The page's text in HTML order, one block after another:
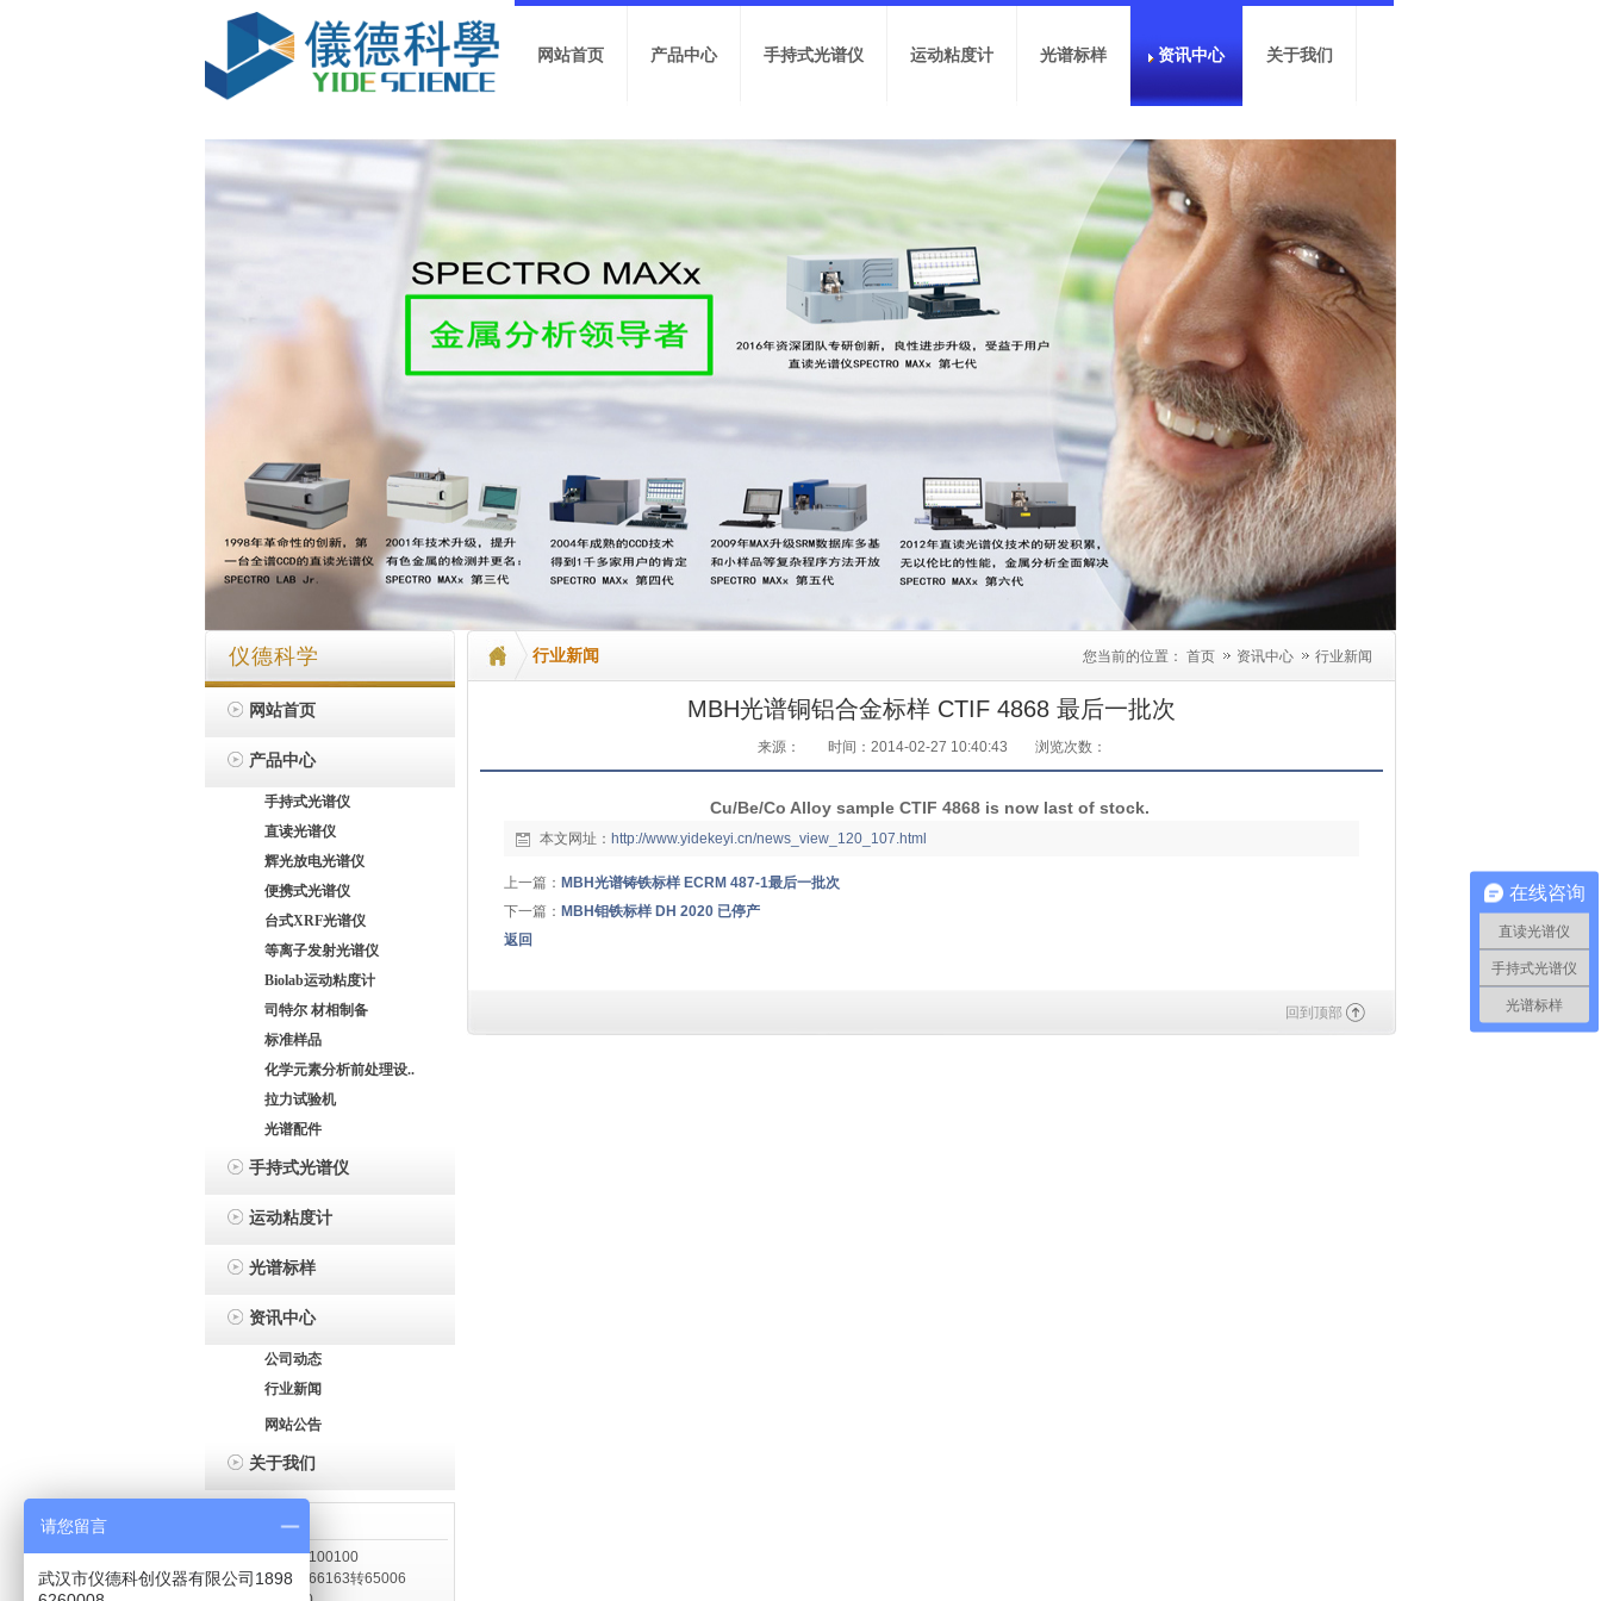
网站首页 产品中心 手持式光谱仪 运动粘度计 光谱标样 资讯中心 关于我们
仪德科学
网站首页
产品中心
手持式光谱仪
直读光谱仪
辉光放电光谱仪
便携式光谱仪
台式XRF光谱仪
等离子发射光谱仪
Biolab运动粘度计
司特尔 材相制备
标准样品
化学元素分析前处理设..
拉力试验机
光谱配件
手持式光谱仪
运动粘度计
光谱标样
资讯中心
公司动态
行业新闻
网站公告
关于我们
联系我们
电 话： 13886100100
传 真：400 8266163转65006
行业新闻 您当前的位置： 首页 资讯中心 行业新闻
MBH光谱铜铝合金标样 CTIF 4868 最后一批次
来源： 时间：2014-02-27 10:40:43 浏览次数：
Cu/Be/Co Alloy sample CTIF 4868 is now last of stock.
本文网址： http://www.yidekeyi.cn/news_view_120_107.html
上一篇： MBH光谱铸铁标样 ECRM 487-1最后一批次
下一篇： MBH钼铁标样 DH 2020 已停产
返回
回到顶部
在线咨询
直读光谱仪
手持式光谱仪
光谱标样
请您留言
武汉市仪德科创仪器有限公司1898